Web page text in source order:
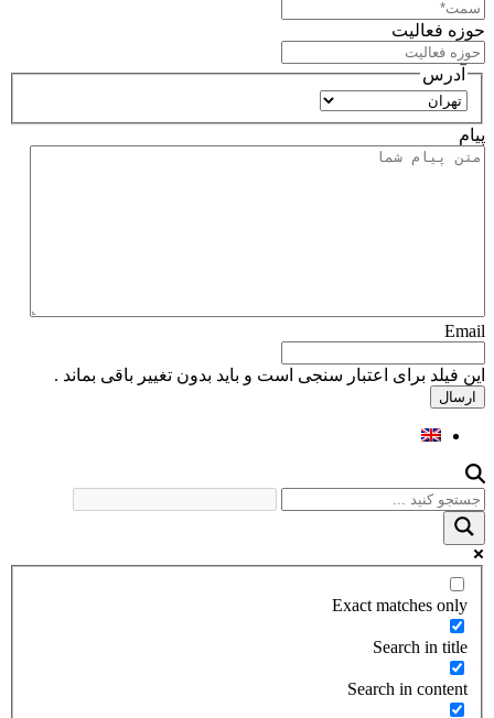
حوزه فعالیت
آدرس
استان
پیام
Email
این فیلد برای اعتبار سنجی است و باید بدون تغییر باقی بماند .
Exact matches only
Search in title
Search in content